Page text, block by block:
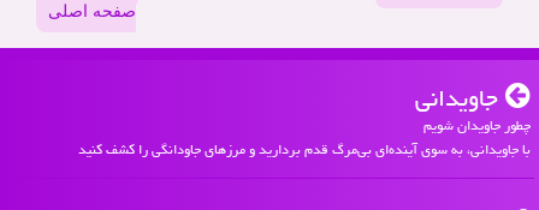
صفحه اصلی
جاویدانی
چطور جاویدان شویم
با جاویدانی، به سوی آینده‌ای بی‌مرگ قدم بردارید و مرزهای جاودانگی را کشف کنید